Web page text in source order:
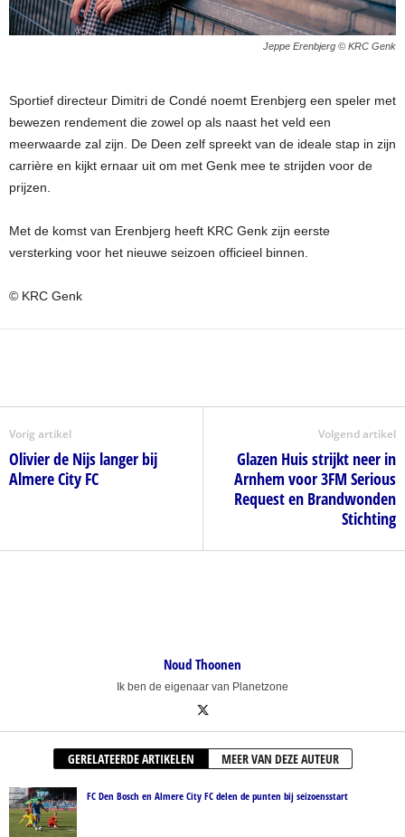
Jeppe Erenbjerg © KRC Genk
Sportief directeur Dimitri de Condé noemt Erenbjerg een speler met
bewezen rendement die zowel op als naast het veld een
meerwaarde zal zijn. De Deen zelf spreekt van de ideale stap in zijn
carrière en kijkt ernaar uit om met Genk mee te strijden voor de
prijzen.
Met de komst van Erenbjerg heeft KRC Genk zijn eerste
versterking voor het nieuwe seizoen officieel binnen.
© KRC Genk
Vorig artikel
Olivier de Nijs langer bij
Almere City FC
Volgend artikel
Glazen Huis strijkt neer in
Arnhem voor 3FM Serious
Request en Brandwonden
Stichting
Noud Thoonen
Ik ben de eigenaar van Planetzone
GERELATEERDE ARTIKELEN MEER VAN DEZE AUTEUR
FC Den Bosch en Almere City FC delen de punten bij seizoensstart